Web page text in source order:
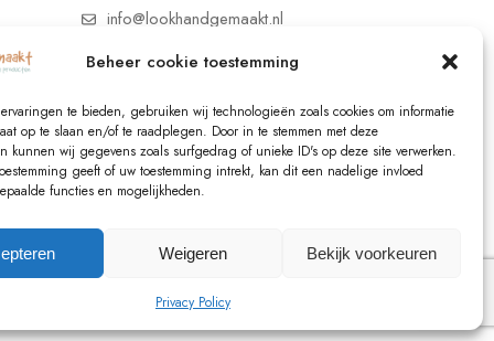
Beheer cookie toestemming
te bieden, gebruiken wij technologieën zoals cookies om informatie
op te slaan en/of te raadplegen. Door in te stemmen met deze
kunnen wij gegevens zoals surfgedrag of unieke ID's op deze site verwerken.
geeft of uw toestemming intrekt, kan dit een nadelige invloed
functies en mogelijkheden.
Weigeren Bekijk voorkeuren
Privacy Policy
info@lookhandgemaakt.nl